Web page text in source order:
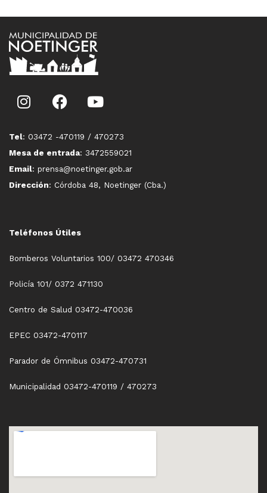
Tel: 03472 -470119 / 470273
Mesa de entrada: 3472559021
Email: prensa@noetinger.gob.ar
Dirección: Córdoba 48, Noetinger (Cba.)
Teléfonos Útiles
Bomberos Voluntarios 100/ 03472 470346
Policía 101/ 0372 471130
Centro de Salud 03472-470036
EPEC 03472-470117
Parador de Ómnibus 03472-470731
Municipalidad 03472-470119 / 470273